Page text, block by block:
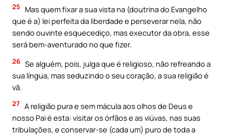
25
Mas quem fixar a sua vista na (doutrina do Evangelho
que é a) lei perfeita da liberdade e perseverar nela, não
sendo ouvinte esquecediço, mas executor da obra, esse
será bem-aventurado no que fizer.
26 Se alguém, pois, julga que é religioso, não refreando a
sua língua, mas seduzindo o seu coração, a sua religião é
vã.
27 A religião pura e sem mácula aos olhos de Deus e
nosso Pai é esta: visitar os órfãos e as viúvas, nas suas
tribulações, e conservar-se (cada um) puro de toda a